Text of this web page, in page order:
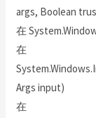
args, Boolean
在
在
Args input)
在